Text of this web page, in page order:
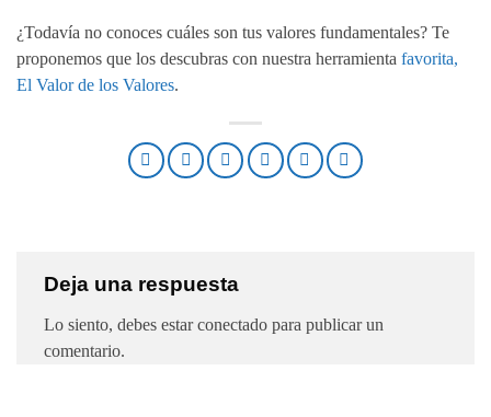
¿Todavía no conoces cuáles son tus valores fundamentales? Te
proponemos que los descubras con nuestra herramienta favorita,
El Valor de los Valores.
Deja una respuesta
Lo siento, debes estarconectado para publicar un
comentario.